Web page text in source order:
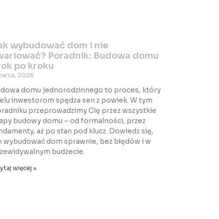
wybudować dom i nie
Poradnik: Budowa domu
po kroku
2026
domu jednorodzinnego to proces, który
inwestorom spędza sen z powiek. W tym
przeprowadzimy Cię przez wszystkie
budowy domu – od formalności, przez
aż po stan pod klucz. Dowiedz się,
wybudować dom sprawnie, bez błędów i w
budżecie.
więcej »